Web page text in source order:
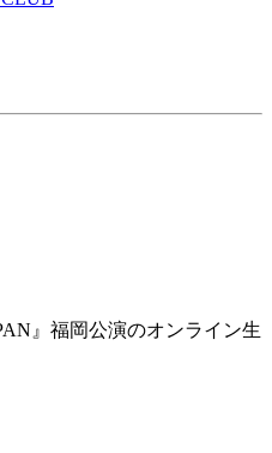
』福岡公演のオンライン生